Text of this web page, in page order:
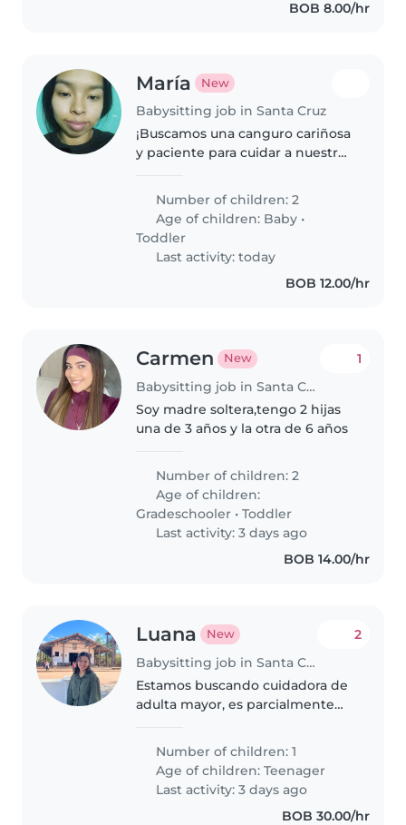
BOB 8.00/hr
María New
Babysitting job in Santa Cruz
¡Buscamos una canguro cariñosa
y paciente para cuidar a nuestros
Necesitamos a alguien con
experiencia en bebés y niños
pequeños, que sea juguetón y
Number of children: 2
Age of children: Baby •
Toddler
Last activity: today
BOB 12.00/hr
Carmen New
Babysitting job in Santa Cruz
1
Soy madre soltera,tengo 2 hijas
una de 3 años y la otra de 6 años
Number of children: 2
Age of children:
Gradeschooler •Toddler
Last activity: 3 days ago
BOB 14.00/hr
Luana New
Babysitting job in Santa Cruz
2
Estamos buscando cuidadora de
adulta mayor, es parcialmente
Number of children: 1
Age of children:Teenager
Last activity: 3 days ago
BOB 30.00/hr